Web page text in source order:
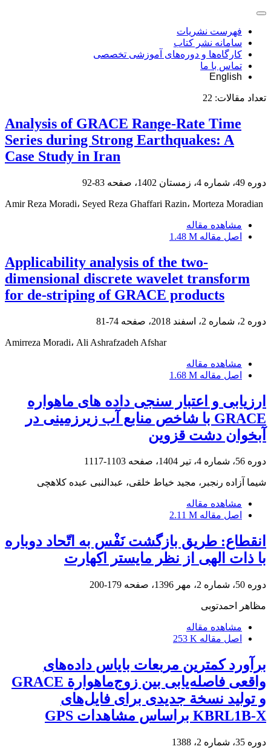
فهرست نشریات
سامانه نشر کتاب
کارگاه‌ها و دوره‌های آموزشی تخصصی
تماس با ما
English
تعداد مقالات: 22
Analysis of GRACE Range-Rate Time
Series during Strong Earthquakes: A
Case Study in Iran
دوره 49، شماره 4، زمستان 1402، صفحه 83-92
Amir Reza Moradi، Seyed Reza Ghaffari Razin، Morteza Moradian
مشاهده مقاله
اصل مقاله 1.48 M
Applicability analysis of the two-
dimensional discrete wavelet transform
for de-striping of GRACE products
دوره 2، شماره 2، اسفند 2018، صفحه 74-81
Amirreza Moradi، Ali Ashrafzadeh Afshar
مشاهده مقاله
اصل مقاله 1.68 M
ارزیابی و اعتبار سنجی داده های ماهواره
GRACE با شاخص منابع آب زیرزمینی در
آبخوان دشت قزوین
دوره 56، شماره 4، تیر 1404، صفحه 1103-1117
شیما آزاده رنجبر، مجید خیاط خلقی، عبدالنبی عبده کلاهچی
مشاهده مقاله
اصل مقاله 2.11 M
انقطاع: طریق بازگشت نَفْس به اتّحاد دوباره
با ذات الهی از نظر مایستر اکهارت
دوره 50، شماره 2، مهر 1396، صفحه 179-200
مظاهر احمدتوبی
مشاهده مقاله
اصل مقاله 253 K
برآورد کمترین مربعات بایاس داده‌های
واقعی فاصله‌یابی بین زوج‌ماهوارة GRACE
و تولید نسخة جدیدی برای فایل‌های
KBRL1B-X براساس مشاهدات GPS
دوره 35، شماره 2، 1388